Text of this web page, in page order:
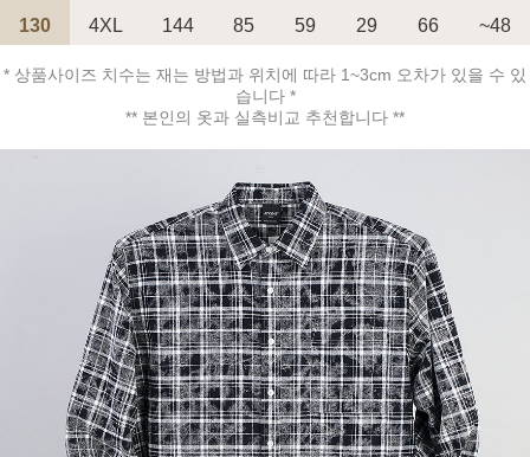
페이코 ID로 페
PAYCO 바로구매
130
4XL 144 85 59 29 66 ~48
* 상품사이즈 치수는 재는 방법과 위치에 따라 1~3cm 오차가 있을 수 있
습니다 *
** 본인의 옷과 실측비교 추천합니다 **